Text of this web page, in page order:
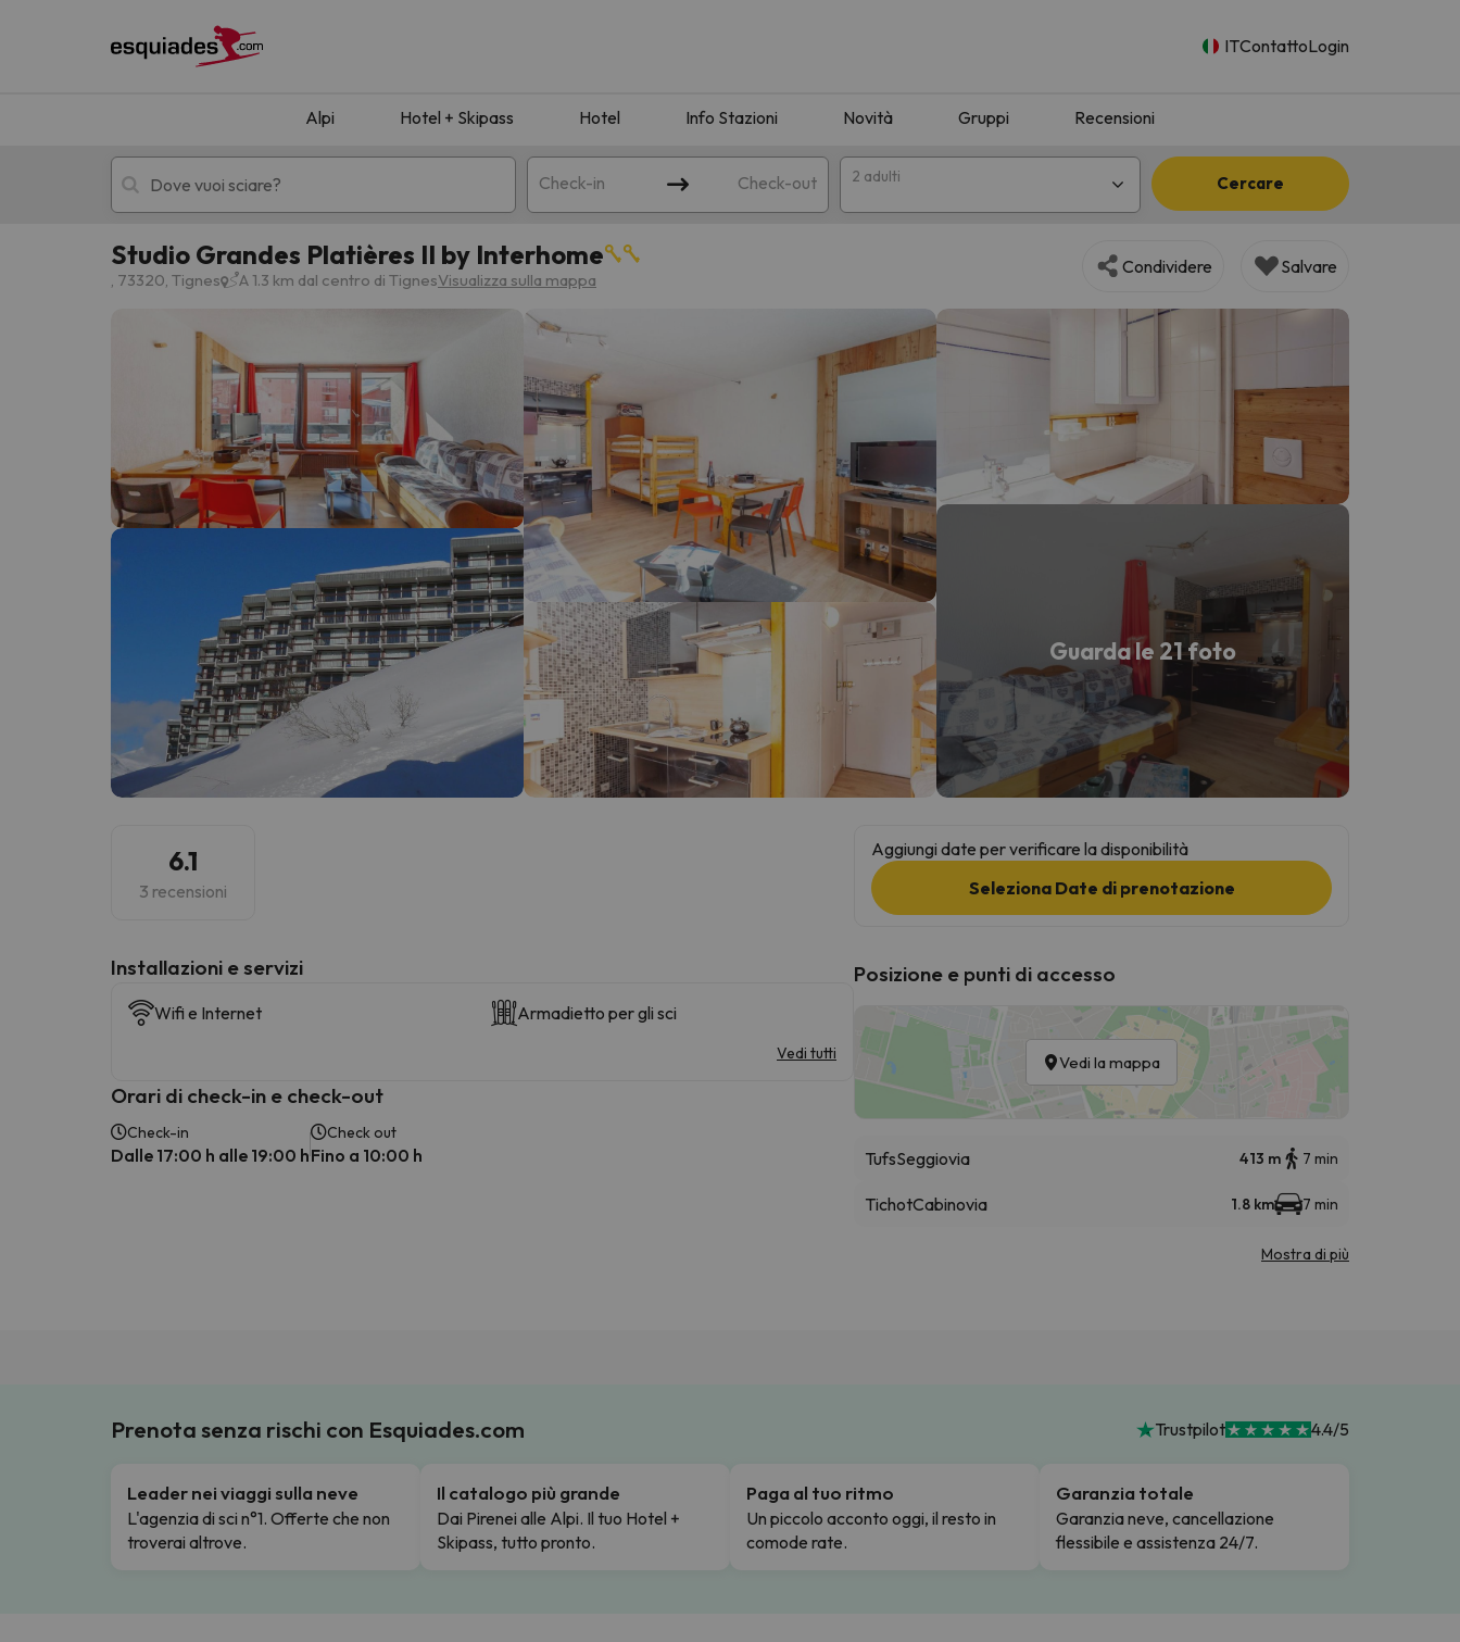
ITContattoLogin
Alpi Hotel + Skipass Hotel Info Stazioni Novità Gruppi Recensioni
Check-in Check-out 2 adulti Cercare
Hotel + skipass Hotel di montagna
Ops, non abbiamo trovato alcun risultato corrispondente alla sua ricerca. Provare a modificare la destinazione.
Sembra che il nostro ricercatore abbia perso la strada. Non appena troverà la bussola, tornerà.
Studio Grandes Platières II by Interhome
, 73320, Tignes A 1.3 km dal centro di TignesVisualizza sulla mappa
Condividere Salvare
Guarda le 21 foto
6.1
3 recensioni
Installazioni e servizi
Wifi e Internet Armadietto per gli sci
Vedi tutti
Orari di check-in e check-out
Check-in
Dalle 17:00 h alle 19:00 h
Check out
Fino a 10:00 h
Aggiungi date per verificare la disponibilità
Seleziona Date di prenotazione
Posizione e punti di accesso
Vedi la mappa
TufsSeggiovia 413 m 7 min
TichotCabinovia 1.8 km 7 min
Mostra di più
Prenota senza rischi con Esquiades.com Trustpilot 4.4/5
Leader nei viaggi sulla neve
L'agenzia di sci n°1. Offerte che non
troverai altrove.
Il catalogo più grande
Dai Pirenei alle Alpi. Il tuo Hotel +
Skipass, tutto pronto.
Paga al tuo ritmo
Un piccolo acconto oggi, il resto in
comode rate.
Garanzia totale
Garanzia neve, cancellazione
flessibile e assistenza 24/7.